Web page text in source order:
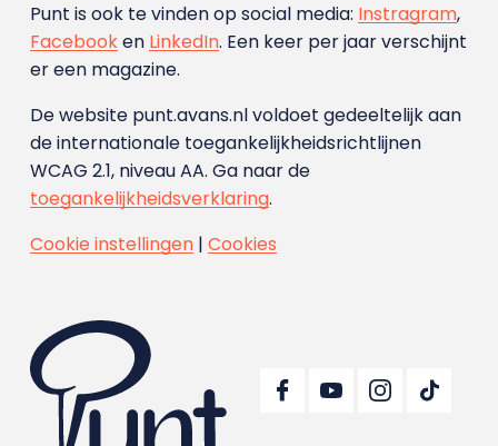
Punt is ook te vinden op social media: Instragram,
Facebooken LinkedIn. Een keer per jaar verschijnt
er een magazine.
De website punt.avans.nl voldoet gedeeltelijk aan
de internationale toegankelijkheidsrichtlijnen
WCAG 2.1, niveau AA. Ga naar de
toegankelijkheidsverklaring.
Cookie instellingen| Cookies